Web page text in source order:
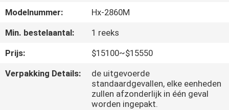
KWALITEITSCONTROLE
Modelnummer:
Hx-2860M
Min. bestelaantal:
1 reeks
Prijs:
$15100~$15550
Verpakking Details:
de uitgevoerde
standaardgevallen, elke eenheden
zullen afzonderlijk in één geval
worden ingepakt.